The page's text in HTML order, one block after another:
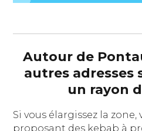
Autour de
autres adresses
un rayon
Si vous élargissez la
proposant des kebab à